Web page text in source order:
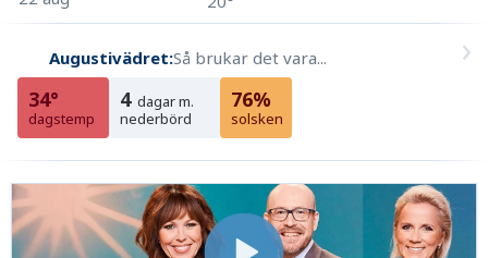
Augustivädret:Så brukar det vara...
34°
dagstemp
4 dagar m.
nederbörd
76%
solsken